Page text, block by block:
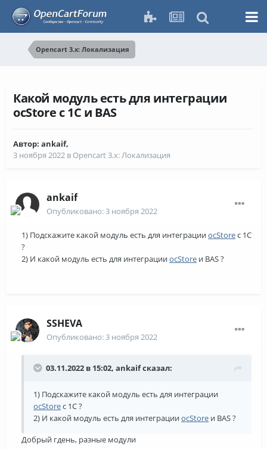
Opencart 3.x: Локализация
Какой модуль есть для интеграции
ocStore с 1С и BAS
Автор: ankaif,
3 ноября 2022 в Opencart 3.x: Локализация
ankaif
Опубликовано:3 ноября 2022
1) Подскажите какой модуль есть для интеграцииocStoreс 1С
?
2) И какой модуль есть для интеграцииocStore и BAS ?
SSHEVA
Опубликовано:3 ноября 2022
03.11.2022 в 15:02, ankaifсказал:
1) Подскажите какой модуль есть для интеграции
ocStoreс 1С ?
2) И какой модуль есть для интеграцииocStore и BAS ?
Добрый гдень, разные модули